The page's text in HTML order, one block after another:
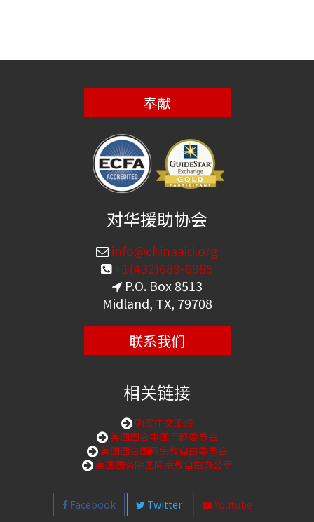
奉献
对华援助协会
info@chinaaid.org
+1(432)689-6985
P.O. Box 8513
Midland, TX, 79708
联系我们
相关链接
购买中文圣经
美国国会中国问题委员会
美国国会国际宗教自由委员会
美国国务院国际宗教自由办公室
Facebook Twitter Youtube